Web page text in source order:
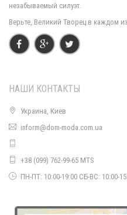
Стильная женская
незабываемый силуэт.
Верьте, Великий Творец в каждом
НАШИ КОНТАКТЫ
Украина, Киев
inform@dom-moda.com.ua
+38 (099) 762-99-65 MTS
ПН-ПТ: 10:00-19:00 СБ-ВС: 10:00-